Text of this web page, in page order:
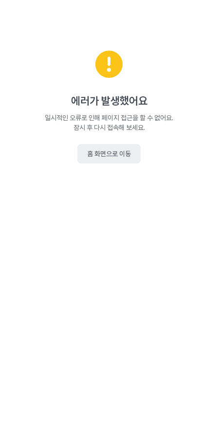
에러가 발생했어요
일시적인 오류로 인해 페이지 접근을 할 수 없어요.
잠시 후 다시 접속해 보세요.
홈 화면으로 이동